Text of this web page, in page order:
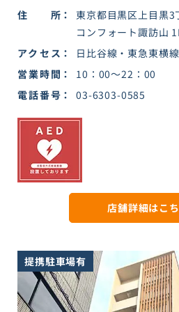
住所
東京都目黒区上目黒
コンフォート諏訪山
アクセス
日比谷線・東急東横
営業時間
10：00～22：00
電話番号
03-6303-0585
店舗詳細はこ
提携駐車場有